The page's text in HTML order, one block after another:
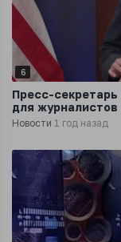
6
Пресс-секретарь
для
помощи России
Новости 1 год назад